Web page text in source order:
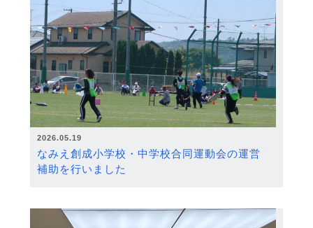
2026.05.19
なみえ創成小学校・中学校合同運動会の運営
補助を行いました